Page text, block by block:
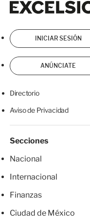
INICIAR SESIÓN
ANÚNCIATE
Directorio
Aviso de Privacidad
Secciones
Nacional
Internacional
Finanzas
Ciudad de México